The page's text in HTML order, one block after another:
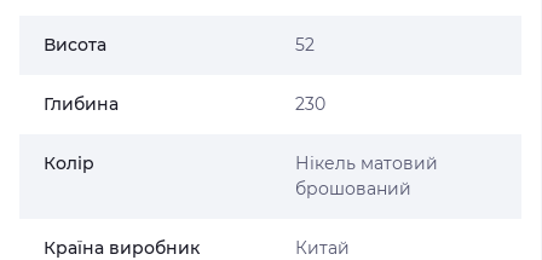
Висота 52
Глибина 230
Колір
Нікель матовий
брошований
Країна виробник Китай